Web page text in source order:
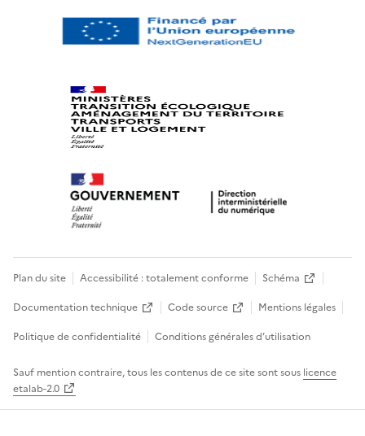
Plan du site Accessibilité : totalement conforme
Schéma
Documentation technique
Code source
Mentions légales
Politique de confidentialité
Conditions générales d’utilisation
Sauf mention contraire, tous les contenus de ce site sont sous licence
etalab-2.0